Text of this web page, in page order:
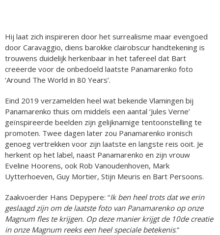
Hij laat zich inspireren door het surrealisme maar evengoed
door Caravaggio, diens barokke clairobscur handtekening is
trouwens duidelijk herkenbaar in het tafereel dat Bart
creëerde voor de onbedoeld laatste Panamarenko foto
‘Around The World in 80 Years’.
Eind 2019 verzamelden heel wat bekende Vlamingen bij
Panamarenko thuis om middels een aantal ‘Jules Verne’
geïnspireerde beelden zijn gelijknamige tentoonstelling te
promoten. Twee dagen later zou Panamarenko ironisch
genoeg vertrekken voor zijn laatste en langste reis ooit. Je
herkent op het label, naast Panamarenko en zijn vrouw
Eveline Hoorens, ook Rob Vanoudenhoven, Mark
Uytterhoeven, Guy Mortier, Stijn Meuris en Bart Persoons.
Zaakvoerder Hans Depypere: “Ik ben heel trots dat we erin
geslaagd zijn om de laatste foto van Panamarenko op onze
Magnum fles te krijgen. Op deze manier krijgt de 10de creatie
in onze Magnum reeks een heel speciale betekenis.”